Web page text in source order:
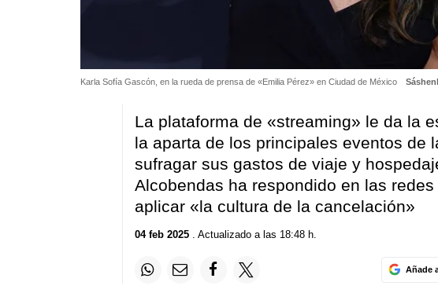
Karla Sofía Gascón, en la rueda de prensa de «Emilia Pérez» en Ciudad de México
La plataforma de «streaming» le da la
la aparta de los principales eventos de
sufragar sus gastos de viaje y
Alcobendas ha respondido en las
aplicar «la cultura de la cancelación»
04 feb 2025. Actualizado a las 18:48 h.
Añade